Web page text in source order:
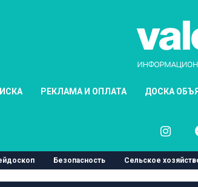
РЕКЛАМА И ОПЛАТА ДОСКА
Безопасность Сельское